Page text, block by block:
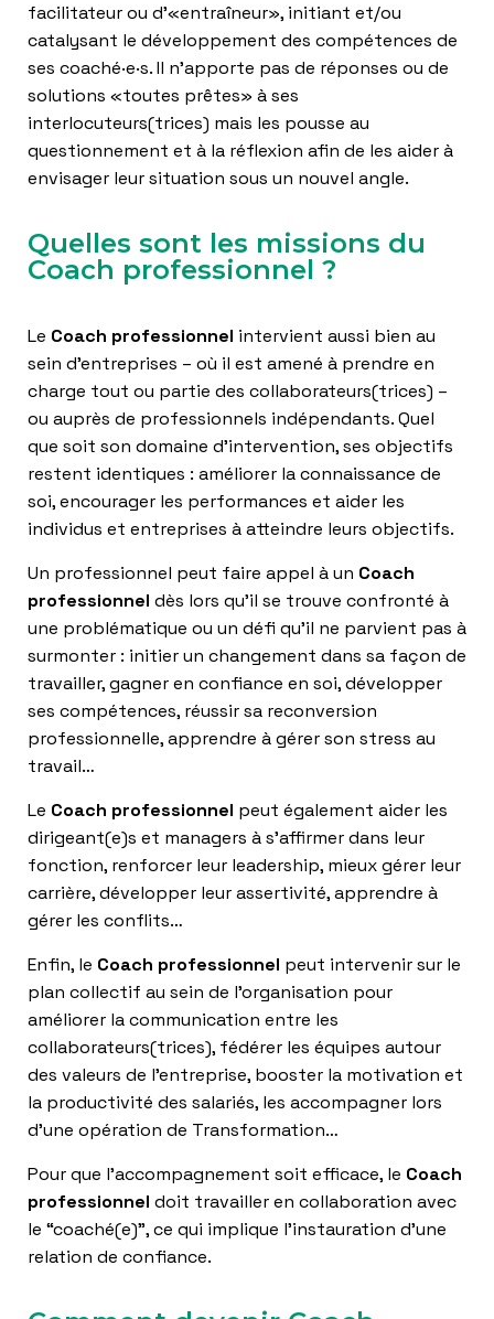
facilitateur ou d’«entraîneur», initiant et/ou
catalysant le développement des compétences de
ses coaché·e·s. Il n’apporte pas de réponses ou de
solutions «toutes prêtes» à ses
interlocuteurs(trices) mais les pousse au
questionnement et à la réflexion afin de les aider à
envisager leur situation sous un nouvel angle.
Quelles sont les missions du
Coach professionnel ?
Le Coach professionnel intervient aussi bien au
sein d’entreprises – où il est amené à prendre en
charge tout ou partie des collaborateurs(trices) –
ou auprès de professionnels indépendants. Quel
que soit son domaine d’intervention, ses objectifs
restent identiques : améliorer la connaissance de
soi, encourager les performances et aider les
individus et entreprises à atteindre leurs objectifs.
Un professionnel peut faire appel à un Coach
professionnel dès lors qu’il se trouve confronté à
une problématique ou un défi qu’il ne parvient pas à
surmonter : initier un changement dans sa façon de
travailler, gagner en confiance en soi, développer
ses compétences, réussir sa reconversion
professionnelle, apprendre à gérer son stress au
travail…
Le Coach professionnel peut également aider les
dirigeant(e)s et managers à s’affirmer dans leur
fonction, renforcer leur leadership, mieux gérer leur
carrière, développer leur assertivité, apprendre à
gérer les conflits…
Enfin, le Coach professionnel peut intervenir sur le
plan collectif au sein de l’organisation pour
améliorer la communication entre les
collaborateurs(trices), fédérer les équipes autour
des valeurs de l’entreprise, booster la motivation et
la productivité des salariés, les accompagner lors
d’une opération de Transformation…
Pour que l’accompagnement soit efficace, le Coach
professionnel doit travailler en collaboration avec
le “coaché(e)”, ce qui implique l’instauration d’une
relation de confiance.